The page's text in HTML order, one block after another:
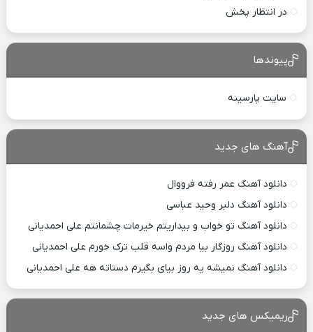
در انتظار پخش
پیوندها
سایت پارسینه
آهنگ های جدید
دانلود آهنگ عمر رفته فرووال
دانلود آهنگ دلبر وحید عباسی
دانلود آهنگ تو خواب و بیداریتم خیرمات چشمانتم علی احمدیانی
دانلود آهنگ روزگار بیا مردم واسه قلب ترک خورم علی احمدیانی
دانلود آهنگ نمیشه یه روز بیای بگیرم دستاته هه علی احمدیانی
ریمیکس های جدید